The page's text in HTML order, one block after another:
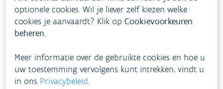
optionele cookies. Wil je liever zelf kiezen welke
cookies je aanvaardt? Klik opCookievoorkeuren
beheren.
Meer informatie over de gebruikte cookies en hoe u
uw toestemming vervolgens kunt intrekken, vindt u
in ons Privacybeleid.